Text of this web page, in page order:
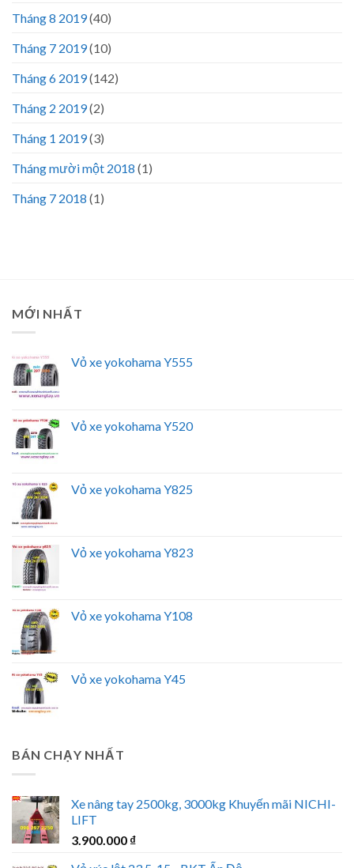
Tháng 8 2019(40)
Tháng 7 2019(10)
Tháng 6 2019(142)
Tháng 2 2019(2)
Tháng 1 2019(3)
Tháng mười một 2018 (1)
Tháng 7 2018 (1)
MỚI NHẤT
Vỏ xe yokohama Y555
Vỏ xe yokohama Y520
Vỏ xe yokohama Y825
Vỏ xe yokohama Y823
Vỏ xe yokohama Y108
Vỏ xe yokohama Y45
BÁN CHẠY NHẤT
Xe nâng tay 2500kg, 3000kg Khuyến mãi NICHI-
LIFT
3.900.000 ₫